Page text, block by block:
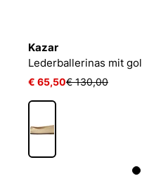
Kazar
€ 65,50€ 130,00